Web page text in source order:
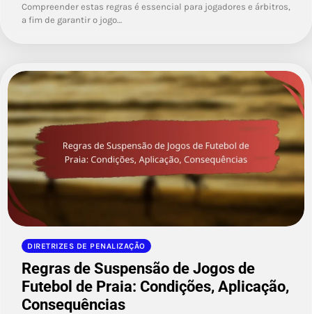
Compreender estas regras é essencial para jogadores e árbitros,
a fim de garantir o jogo…
DIRETRIZES DE PENALIZAÇÃO
Regras de Suspensão de Jogos de
Futebol de Praia: Condições, Aplicação,
Consequências